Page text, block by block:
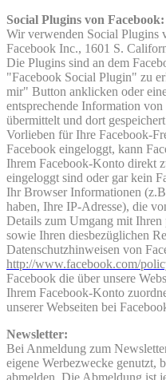
Social Plugins von Facebook:
Wir verwenden Social Plugins
Facebook Inc., 1601 S.
Die Plugins sind an dem
"Facebook Social Plugin" zu
mir" Button anklicken oder
entsprechende Information
übermittelt und dort
Vorlieben für Ihre Facebook-
Facebook eingeloggt, kann
Ihrem Facebook-Konto direkt
eingeloggt sind oder gar kein
Ihr Browser Informationen
haben, Ihre IP-Adresse), die
Details zum Umgang mit Ihren
sowie Ihren diesbezüglichen
Datenschutzhinweisen von
http://www.facebook.com/
Facebook die über unsere
Ihrem Facebook-Konto
unserer Webseiten bei
Newsletter:
Bei Anmeldung zum
eigene Werbezwecke genutzt,
abmelden. Die Abmeldung ist